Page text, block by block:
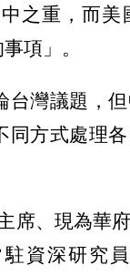
之重，而美
項」。
灣議題，
方式處理
席、現為華
資深研究